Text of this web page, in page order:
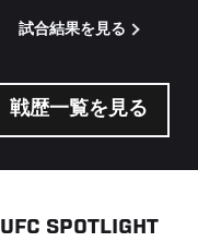
試合結果を見る
戦歴一覧を見る
UFC SPOTLIGHT